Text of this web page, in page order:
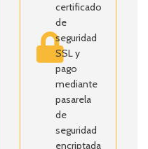
certificado
de
seguridad
SSL y
pago
mediante
pasarela
de
seguridad
encriptada